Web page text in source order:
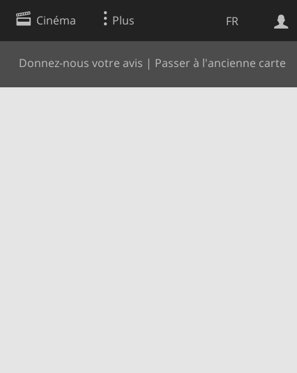
FR
Cinéma Plus
Donnez-nous votre avis | Passer à l'ancienne carte
Web